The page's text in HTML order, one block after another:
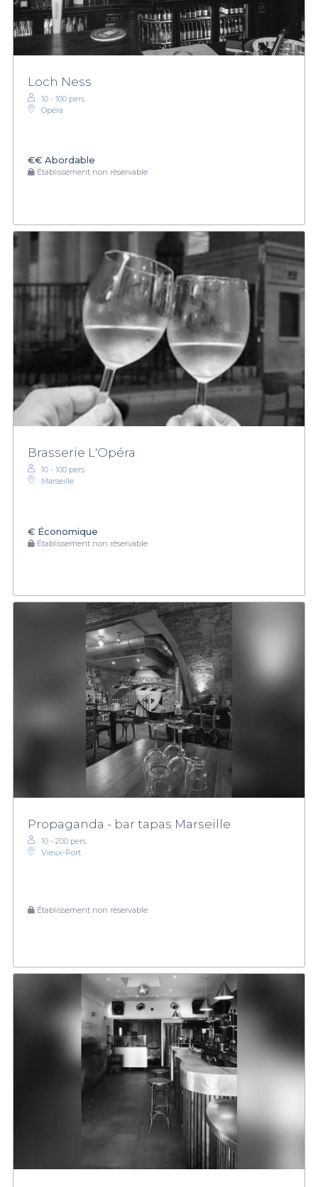
Loch Ness
10 - 100 pers.
Opéra
€€ Abordable
Établissement non réservable
Brasserie L'Opéra
10 - 100 pers.
Marseille
€ Économique
Établissement non réservable
Propaganda - bar tapas Marseille
10 - 200 pers.
Vieux‑Port
Établissement non réservable